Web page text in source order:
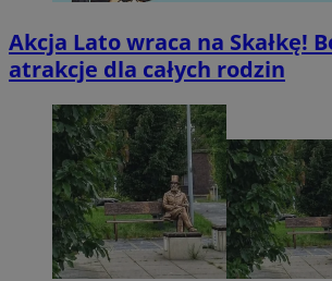
Akcja Lato wraca na Skałkę!
atrakcje dla całych rodzin